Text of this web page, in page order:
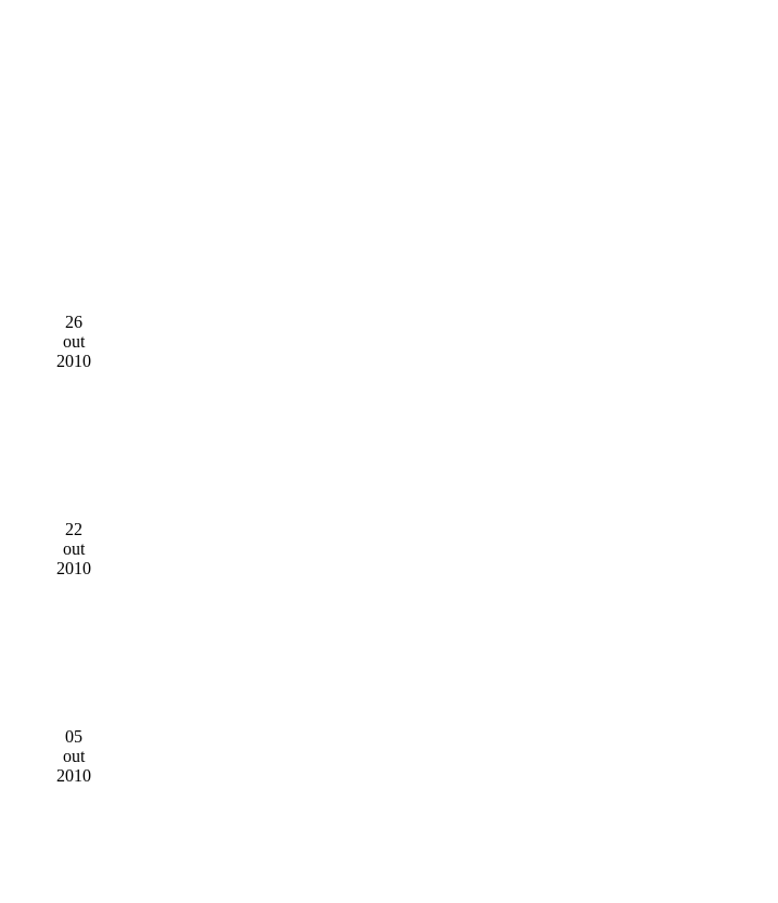
26
out
2010
22
out
2010
05
out
2010